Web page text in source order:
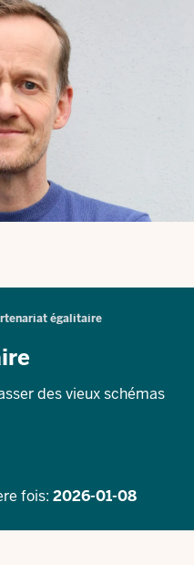
égalitaire
des vieux schémas
fois: 2026-01-08